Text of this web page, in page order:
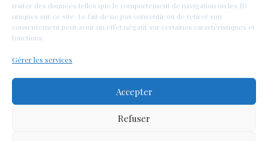
traiter des données telles que le comportement de navigation ou les ID
uniques sur ce site. Le fait de ne pas consentir ou de retirer son
consentement peut avoir un effet négatif sur certaines caractéristiques et
fonctions.
Gérer les services
Accepter
Refuser